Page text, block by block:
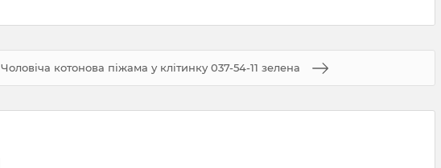
Чоловіча котонова піжама у клітинку 037-54-11 зелена